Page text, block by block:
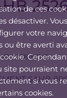
de ces
désactiver.
votre
ou être averti
site pourraient
si vous
cookies.
2526-NOIR
SAHB